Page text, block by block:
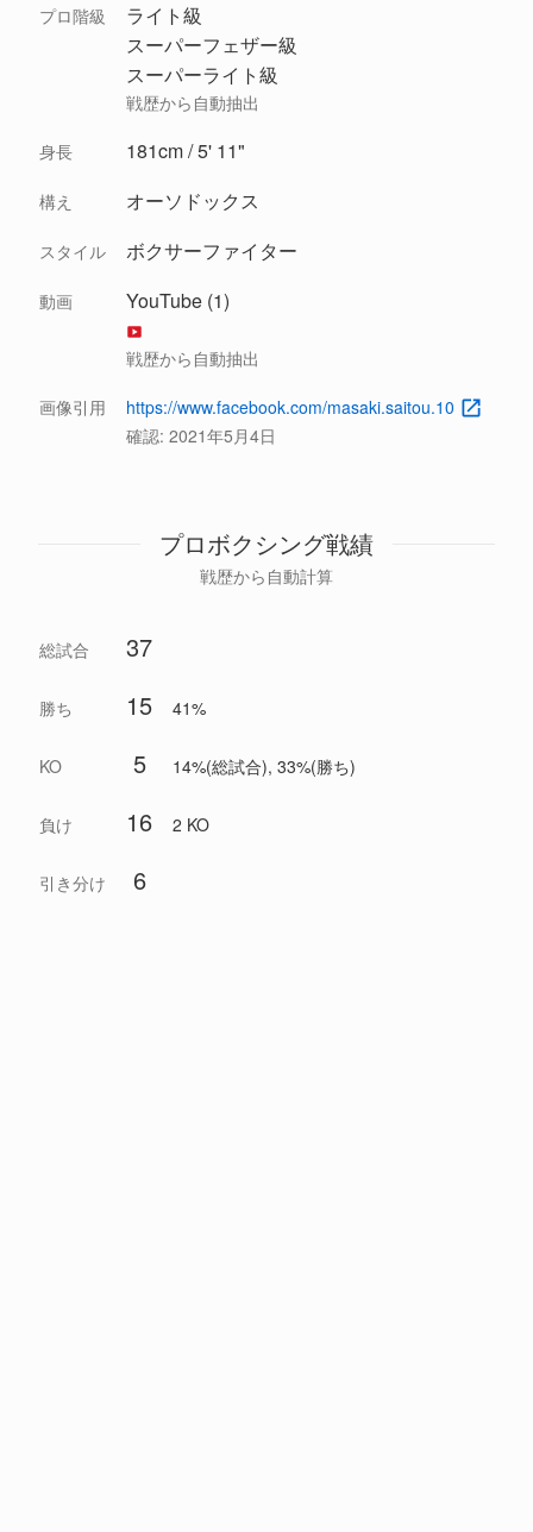
プロ階級
ライト級
スーパーフェザー級
スーパーライト級
戦歴から自動抽出
身長 181cm / 5' 11"
構え オーソドックス
スタイル ボクサーファイター
動画 YouTube (1)
戦歴から自動抽出
画像引用
https://www.facebook.com/masaki.saitou.10
確認: 2021年5月4日
プロボクシング戦績
戦歴から自動計算
総試合 37
勝ち 15 41%
KO 5 14%(総試合), 33%(勝ち)
負け 16 2 KO
引き分け 6